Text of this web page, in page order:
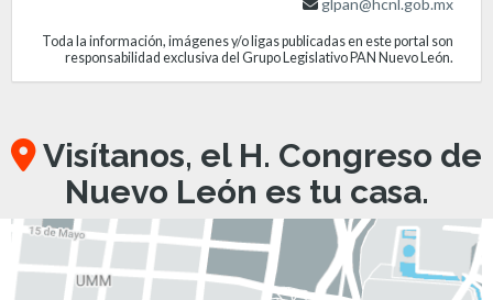
glpan@hcnl.gob.mx
Toda la información, imágenes y/o ligas publicadas en este portal son
responsabilidad exclusiva del Grupo Legislativo PAN Nuevo León.
Visítanos, el H. Congreso de
Nuevo León es tu casa.